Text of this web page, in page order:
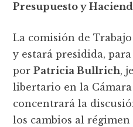
Presupuesto y
La comisión de
y estará presidida,
porPatricia Bullrich,
libertario en la
concentrará la
los cambios al